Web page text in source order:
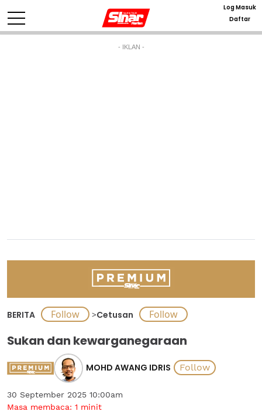
Log Masuk
Daftar
- IKLAN -
BERITA >Cetusan
Sukan dan kewarganegaraan
MOHD AWANG IDRIS
30 September 2025 10:00am
Masa membaca: 1 minit